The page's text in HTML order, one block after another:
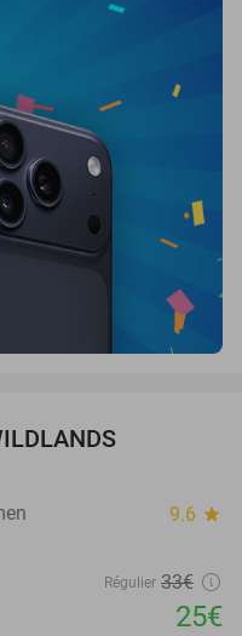
9.6 star
Régulier 33€
25€